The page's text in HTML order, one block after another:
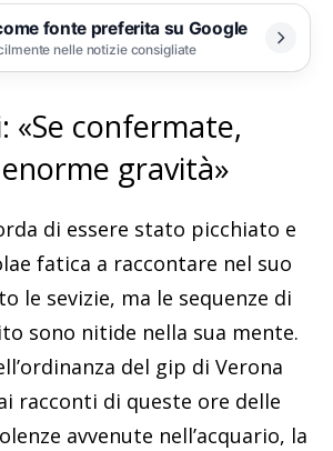
fonte preferita su Google
nelle notizie consigliate
«Se confermate,
gravità»
di essere stato picchiato e
fatica a raccontare nel suo
le sevizie, ma le sequenze di
sono nitide nella sua mente.
del gip di Verona
racconti di queste ore delle
avvenute nell’acquario, la